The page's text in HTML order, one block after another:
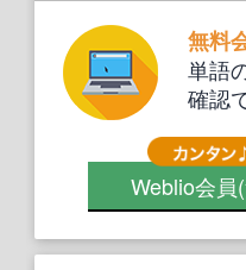
無料
単語
確認
Weblio会員